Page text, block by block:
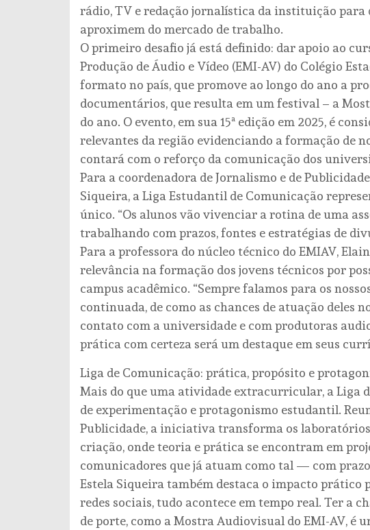
rádio, TV e redação jornalística da instituição para
aproximem do mercado de trabalho.
O primeiro desafio já está definido: dar apoio ao
Produção de Áudio e Vídeo (EMI-AV) do Colégio
formato no país, que promove ao longo do ano a
documentários, que resulta em um festival – a
do ano. O evento, em sua 15ª edição em 2025, é
relevantes da região evidenciando a formação de
contará com o reforço da comunicação dos
Para a coordenadora de Jornalismo e de
Siqueira, a Liga Estudantil de Comunicação
único. “Os alunos vão vivenciar a rotina de uma
trabalhando com prazos, fontes e estratégias de
Para a professora do núcleo técnico do EMIAV,
relevância na formação dos jovens técnicos por
campus acadêmico. “Sempre falamos para os
continuada, de como as chances de atuação deles
contato com a universidade e com produtoras
prática com certeza será um destaque em seus
Liga de Comunicação: prática, propósito e
Mais do que uma atividade extracurricular, a Liga
de experimentação e protagonismo estudantil.
Publicidade, a iniciativa transforma os
criação, onde teoria e prática se encontram em
comunicadores que já atuam como tal — com
Estela Siqueira também destaca o impacto prático
redes sociais, tudo acontece em tempo real. Ter a
de porte, como a Mostra Audiovisual do EMI-AV, é